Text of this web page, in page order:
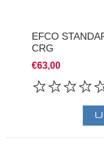
EFCO
CRG
€63,00